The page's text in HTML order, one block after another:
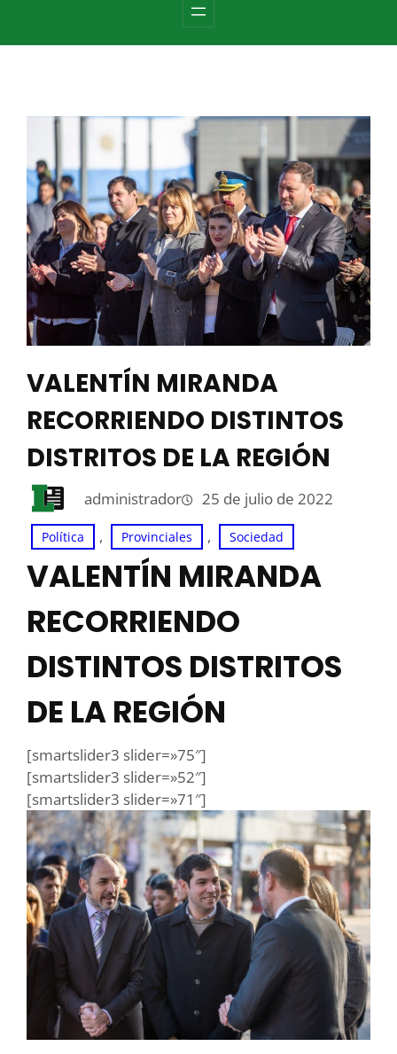
VALENTÍN MIRANDA
RECORRIENDO DISTINTOS
DISTRITOS DE LA REGIÓN
administrador 25 de julio de 2022
Política , Provinciales , Sociedad
VALENTÍN MIRANDA
RECORRIENDO
DISTINTOS DISTRITOS
DE LA REGIÓN
[smartslider3 slider=»75″]
[smartslider3 slider=»52″]
[smartslider3 slider=»71″]